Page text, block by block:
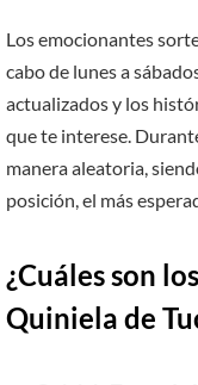
Los emocionantes
cabo de lunes a
actualizados y los
que te interese.
manera aleatoria,
posición, el más
¿Cuáles son
Quiniela de